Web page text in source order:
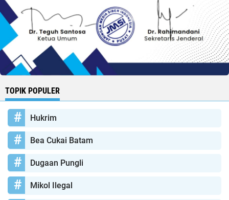
TOPIK POPULER
Hukrim
Bea Cukai Batam
Dugaan Pungli
Mikol Ilegal